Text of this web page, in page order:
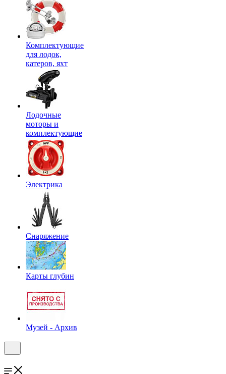
Комплектующие
для лодок,
катеров, яхт
Лодочные
моторы и
комплектующие
Электрика
Снаряжение
Карты глубин
Музей - Архив